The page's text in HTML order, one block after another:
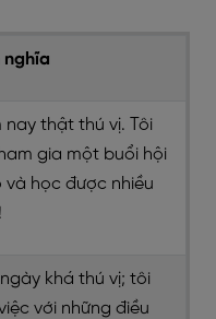
nghĩa
nay thật thú vị. Tôi
gia một buổi hội
và học được nhiều
khá thú vị; tôi
với những điều